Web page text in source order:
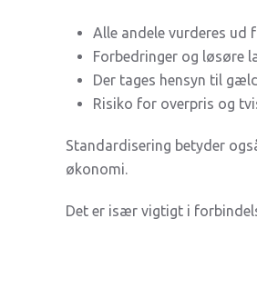
Alle andele vurderes ud
Forbedringer og løsøre
Der tages hensyn til
Risiko for overpris og
Standardisering betyder
økonomi.
Det er især vigtigt i